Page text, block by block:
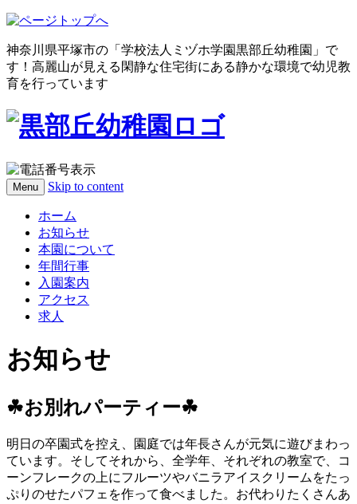
神奈川県平塚市の「学校法人ミヅホ学園黒部丘幼稚園」で
す！高麗山が見える閑静な住宅街にある静かな環境で幼児教
育を行っています
Menu Skip to content
ホーム
お知らせ
本園について
年間行事
入園案内
アクセス
求人
お知らせ
☘お別れパーティー☘
明日の卒園式を控え、園庭では年長さんが元気に遊びまわっ
ています。そしてそれから、全学年、それぞれの教室で、コ
ーンフレークの上にフルーツやバニラアイスクリームをたっ
ぷりのせたパフェを作って食べました。お代わりたくさんあ